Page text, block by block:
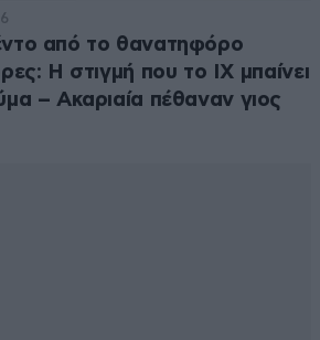
από το θανατηφόρο
Η στιγμή που το ΙΧ μπαίνει
– Ακαριαία πέθαναν γιος